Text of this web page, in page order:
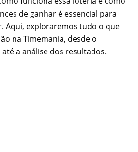
de ganhar é essencial para
Aqui, exploraremos tudo o que
na Timemania, desde o
a análise dos resultados.